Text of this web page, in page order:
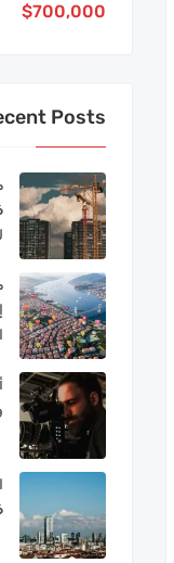
$700,000
Posts